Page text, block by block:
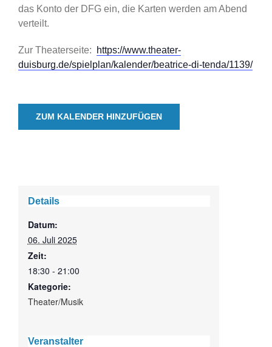
das Konto der DFG ein, die Karten werden am Abend
verteilt.
Zur Theaterseite:
https://www.theater-
duisburg.de/spielplan/kalender/beatrice-di-tenda/1139/
ZUM KALENDER HINZUFÜGEN
Details
Datum:
06. Juli 2025
Zeit:
18:30 - 21:00
Kategorie:
Theater/Musik
Veranstalter